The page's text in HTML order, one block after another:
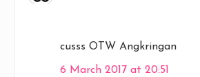
cusss OTW Angkringan
6 March 2017 at 20:51